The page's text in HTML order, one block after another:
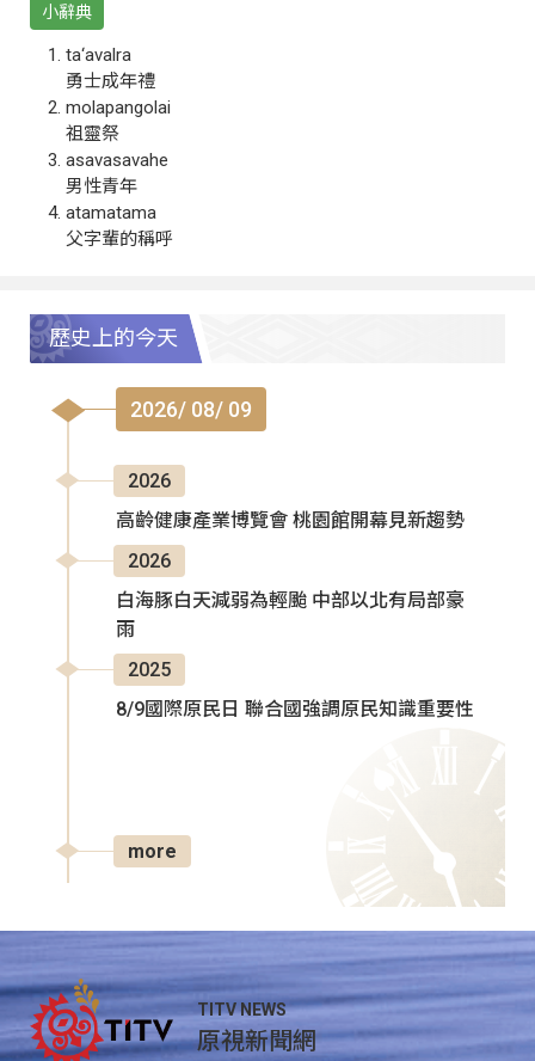
小辭典
ta‘avalra
勇士成年禮
molapangolai
祖靈祭
asavasavahe
男性青年
atamatama
父字輩的稱呼
歷史上的今天
2026/ 08/ 09
2026
高齡健康產業博覽會 桃園館開幕見新趨勢
2026
白海豚白天減弱為輕颱 中部以北有局部豪
雨
2025
8/9國際原民日 聯合國強調原民知識重要性
more
TITV NEWS
原視新聞網